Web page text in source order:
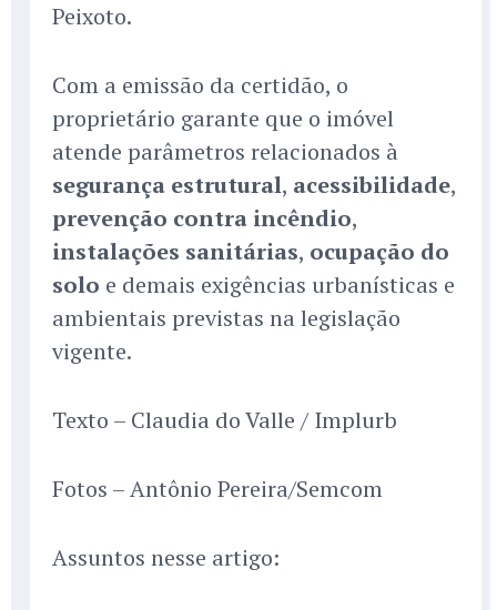
Peixoto.
Com a emissão da certidão, o
proprietário garante que o imóvel
atende parâmetros relacionados à
segurança estrutural, acessibilidade,
prevenção contra incêndio,
instalações sanitárias, ocupação do
solo e demais exigências urbanísticas e
ambientais previstas na legislação
vigente.
Texto – Claudia do Valle / Implurb
Fotos – Antônio Pereira/Semcom
Assuntos nesse artigo: